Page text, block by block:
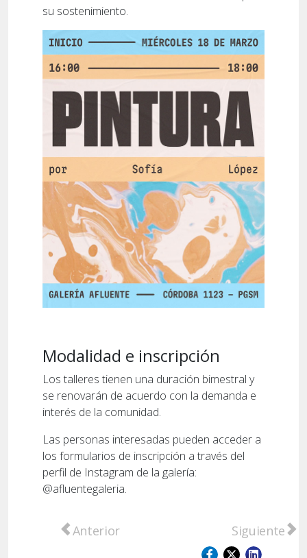
su sostenimiento.
Modalidad e inscripción
Los talleres tienen una duración bimestral y
se renovarán de acuerdo con la demanda e
interés de la comunidad.
Las personas interesadas pueden acceder a
los formularios de inscripción a través del
perfil de Instagram de la galería:
@afluentegaleria.
Artículo anterior: San Lorenzo se prepara
Anterior Artículo
Siguiente